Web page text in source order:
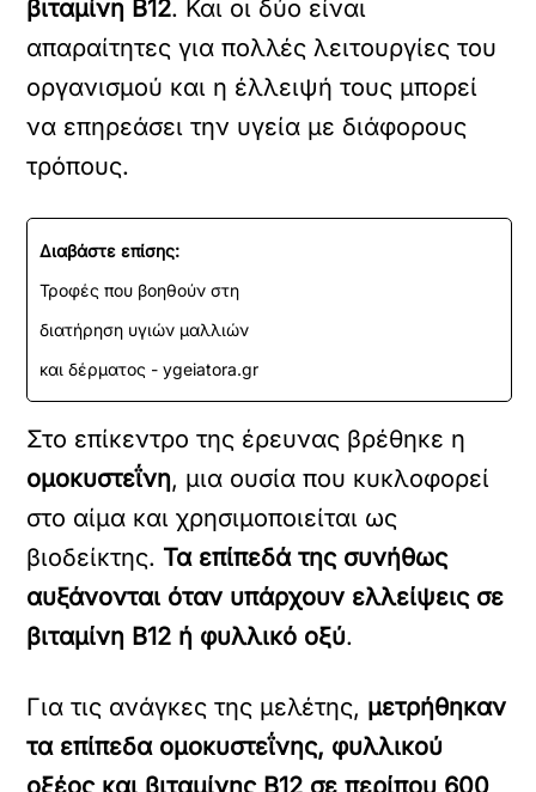
βιταμίνη Β12. Και οι δύο είναι
απαραίτητες για πολλές λειτουργίες του
οργανισμού και η έλλειψή τους μπορεί
να επηρεάσει την υγεία με διάφορους
τρόπους.
Διαβάστε επίσης:
Τροφές που βοηθούν στη
διατήρηση υγιών μαλλιών
και δέρματος - ygeiatora.gr
Στο επίκεντρο της έρευνας βρέθηκε η
ομοκυστεΐνη, μια ουσία που κυκλοφορεί
στο αίμα και χρησιμοποιείται ως
βιοδείκτης. Τα επίπεδά της συνήθως
αυξάνονται όταν υπάρχουν ελλείψεις σε
βιταμίνη Β12 ή φυλλικό οξύ.
Για τις ανάγκες της μελέτης, μετρήθηκαν
τα επίπεδα ομοκυστεΐνης, φυλλικού
οξέος και βιταμίνης Β12 σε περίπου 600